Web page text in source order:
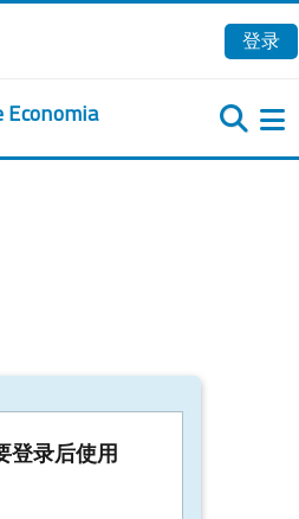
登录
登录后使用